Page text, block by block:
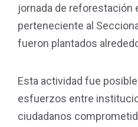
jornada de reforestación
perteneciente al
fueron plantados
Esta actividad fue
esfuerzos entre
ciudadanos